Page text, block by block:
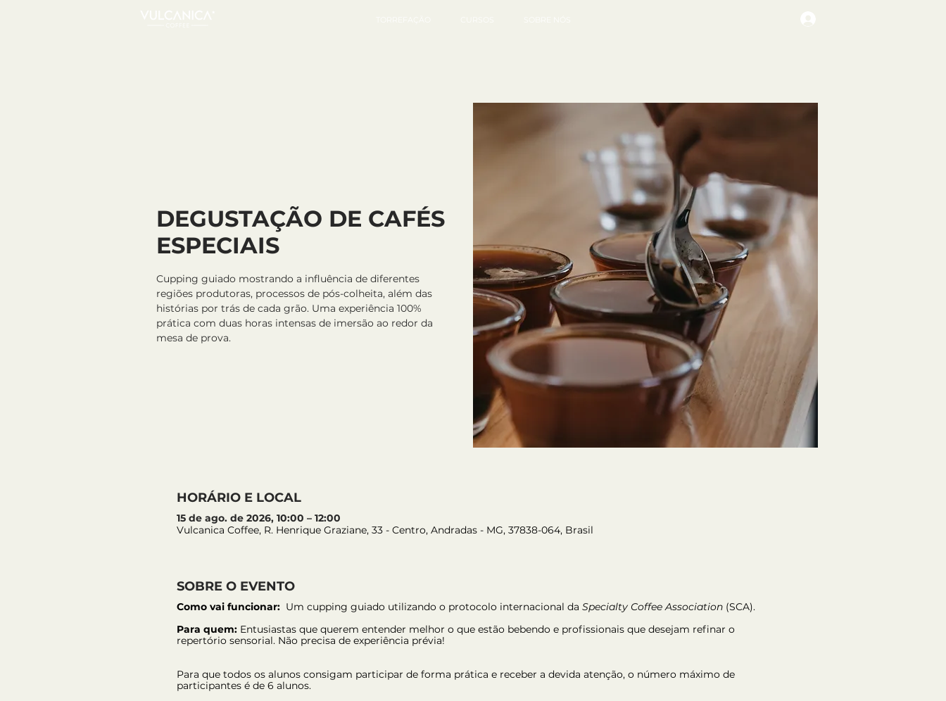
DEGUSTAÇÃO DE CAFÉS
ESPECIAIS
Cupping guiado mostrando a influência de diferentes
regiões produtoras, processos de pós-colheita, além das
histórias por trás de cada grão. Uma experiência 100%
prática com duas horas intensas de imersão ao redor da
mesa de prova.
HORÁRIO E LOCAL
15 de ago. de 2026, 10:00 – 12:00
Vulcanica Coffee, R. Henrique Graziane, 33 - Centro, Andradas - MG, 37838-064, Brasil
SOBRE O EVENTO
Como vai funcionar: Um cupping guiado utilizando o protocolo internacional da Specialty Coffee Association (SCA).
Para quem: Entusiastas que querem entender melhor o que estão bebendo e profissionais que desejam refinar o
repertório sensorial. Não precisa de experiência prévia!
Para que todos os alunos consigam participar de forma prática e receber a devida atenção, o número máximo de
participantes é de 6 alunos.